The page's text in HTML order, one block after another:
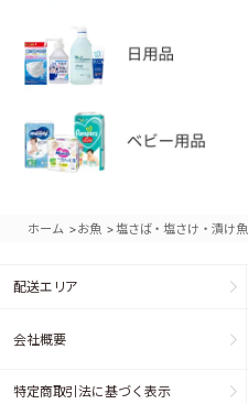
ホーム >お魚 >塩さば・塩さけ・漬け魚
配送エリア
会社概要
特定商取引法に基づく表示